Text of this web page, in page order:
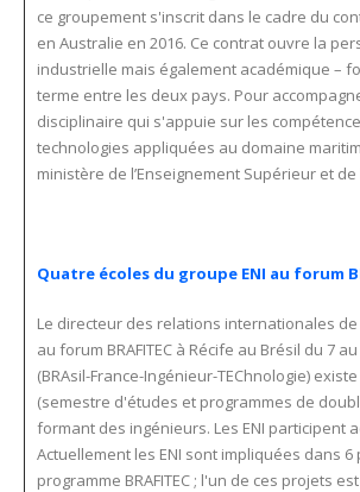
ce groupement s'inscrit dans le cadre du
en Australie en 2016. Ce contrat ouvre la
industrielle mais également académique –
terme entre les deux pays. Pour
disciplinaire qui s'appuie sur les
technologies appliquées au domaine
ministère de l’Enseignement Supérieur et
Quatre écoles du groupe ENI au forum
Le directeur des relations internationales
au forum BRAFITEC à Récife au Brésil du 7
(BRAsil-France-Ingénieur-TEChnologie)
(semestre d'études et programmes de
formant des ingénieurs. Les ENI participent
Actuellement les ENI sont impliquées dans
programme BRAFITEC ; l'un de ces projets